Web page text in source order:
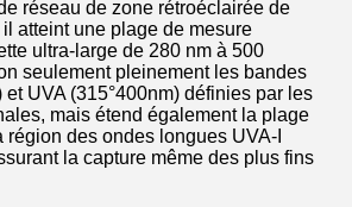
réseau de zone rétroéclairée de
atteint une plage de mesure
ultra-large de 280 nm à 500
seulement pleinement les bandes
et UVA (315°400nm) définies par les
mais étend également la plage
région des ondes longues UVA-I
la capture même des plus fins